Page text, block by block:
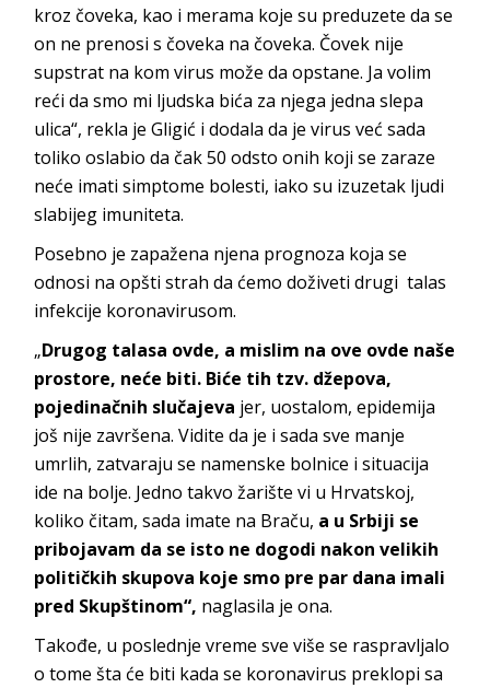
kroz čoveka, kao i merama koje su preduzete da se
on ne prenosi s čoveka na čoveka. Čovek nije
supstrat na kom virus može da opstane. Ja volim
reći da smo mi ljudska bića za njega jedna slepa
ulica“, rekla je Gligić i dodala da je virus već sada
toliko oslabio da čak 50 odsto onih koji se zaraze
neće imati simptome bolesti, iako su izuzetak ljudi
slabijeg imuniteta.
Posebno je zapažena njena prognoza koja se
odnosi na opšti strah da ćemo doživeti drugi talas
infekcije koronavirusom.
„Drugog talasa ovde, a mislim na ove ovde naše
prostore, neće biti. Biće tih tzv. džepova,
pojedinačnih slučajeva jer, uostalom, epidemija
još nije završena. Vidite da je i sada sve manje
umrlih, zatvaraju se namenske bolnice i situacija
ide na bolje. Jedno takvo žarište vi u Hrvatskoj,
koliko čitam, sada imate na Braču, a u Srbiji se
pribojavam da se isto ne dogodi nakon velikih
političkih skupova koje smo pre par dana imali
pred Skupštinom“, naglasila je ona.
Takođe, u poslednje vreme sve više se raspravljalo
o tome šta će biti kada se koronavirus preklopi sa